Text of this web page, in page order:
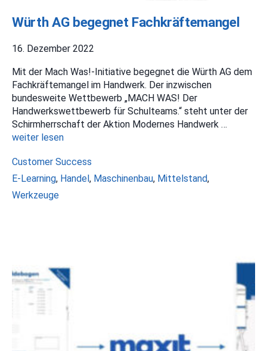
Würth AG begegnet Fachkräftemangel
16. Dezember 2022
Mit der Mach Was!-Initiative begegnet die Würth AG dem
Fachkräftemangel im Handwerk. Der inzwischen
bundesweite Wettbewerb „MACH WAS! Der
Handwerkswettbewerb für Schulteams.“ steht unter der
Schirmherrschaft der Aktion Modernes Handwerk …
weiter lesen
Kategorien
Customer Success
Schlagwörter
E-Learning, Handel , Maschinenbau, Mittelstand,
Werkzeuge